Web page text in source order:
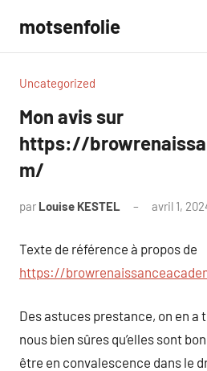
contenu
motsenfolie
Uncategorized
Mon avis sur
https://
m/
par Louise KESTEL avril 1,
Texte de référence à propos de
https://
Des astuces prestance, on en a
nous bien sûres qu’elles sont
être en convalescence dans le